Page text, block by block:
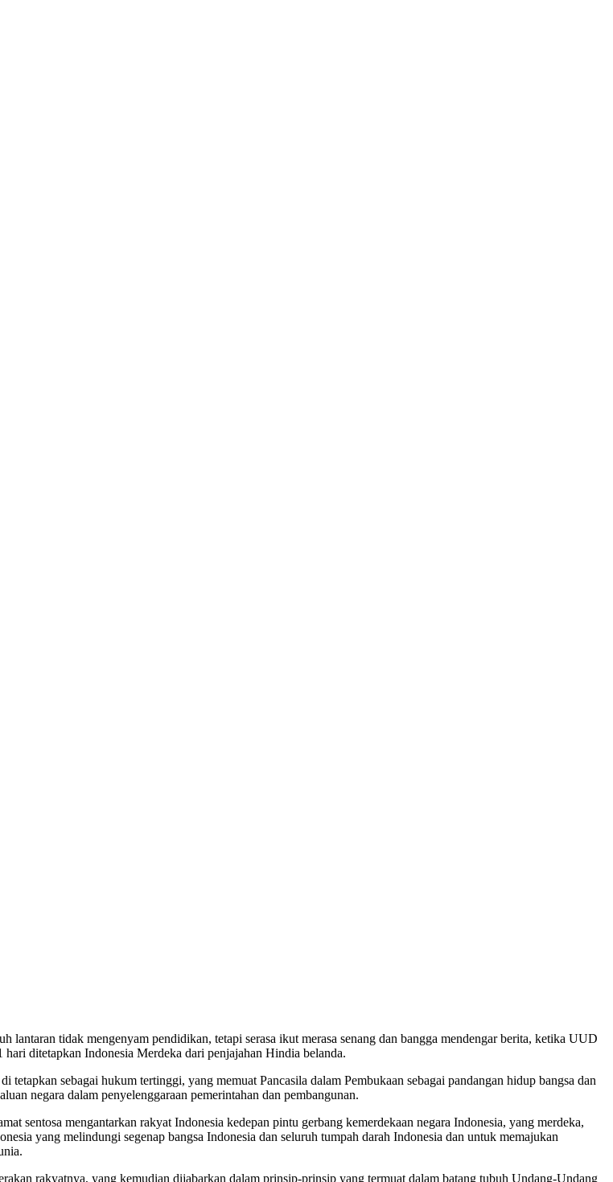
lantaran tidak mengenyam pendidikan, tetapi serasa ikut merasa senang dan bangga mendengar berita, ketika UUD
ditetapkan Indonesia Merdeka dari penjajahan Hindia belanda.
sebagai hukum tertinggi, yang memuat Pancasila dalam Pembukaan sebagai pandangan hidup bangsa dan
negara dalam penyelenggaraan pemerintahan dan pembangunan.
sentosa mengantarkan rakyat Indonesia kedepan pintu gerbang kemerdekaan negara Indonesia, yang merdeka,
yang melindungi segenap bangsa Indonesia dan seluruh tumpah darah Indonesia dan untuk memajukan
rakyatnya, yang kemudian dijabarkan dalam prinsip-prinsip yang termuat dalam batang tubuh Undang-Undang